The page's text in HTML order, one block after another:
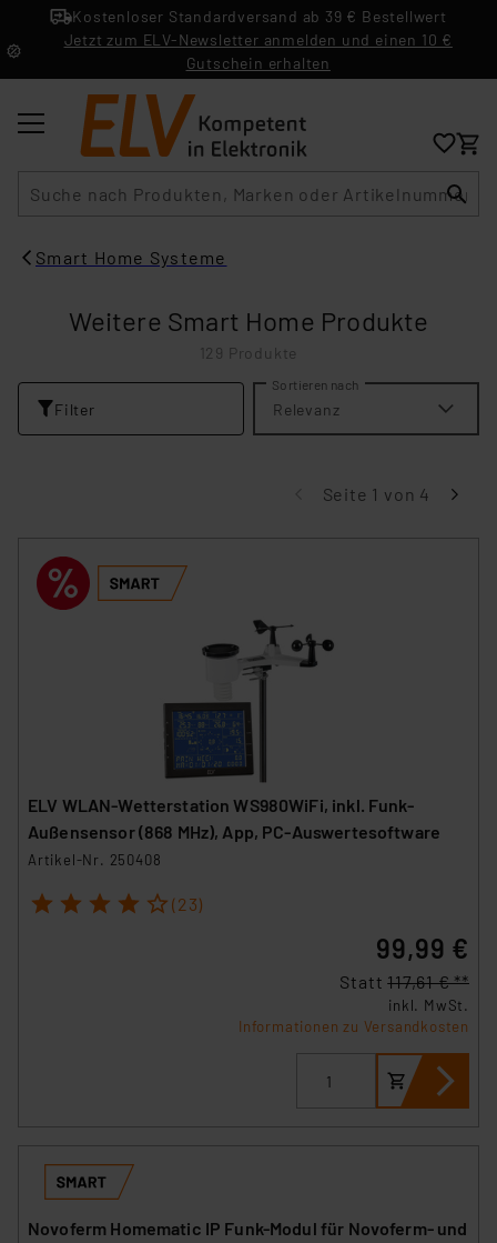
Kostenloser Standardversand ab 39 € Bestellwert
Jetzt zum ELV-Newsletter anmelden und einen 10 €
Gutschein erhalten
Smart Home Systeme
Weitere Smart Home Produkte
129 Produkte
Filter
Sortieren nach
Relevanz
Seite 1 von 4
ELV WLAN-Wetterstation WS980WiFi, inkl. Funk-
Außensensor (868 MHz), App, PC-Auswertesoftware
Artikel-Nr. 250408
1 2 3 4 5 (23)
99,99 €
Statt117,61 € **
inkl. MwSt.
Informationen zu Versandkosten
Novoferm Homematic IP Funk-Modul für Novoferm- und